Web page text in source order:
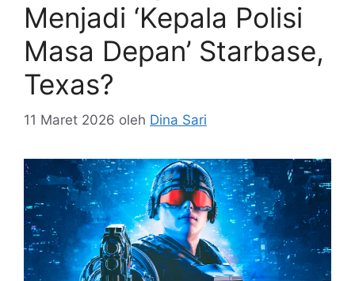
Menjadi ‘Kepala Polisi
Masa Depan’ Starbase,
Texas?
11 Maret 2026 oleh Dina Sari